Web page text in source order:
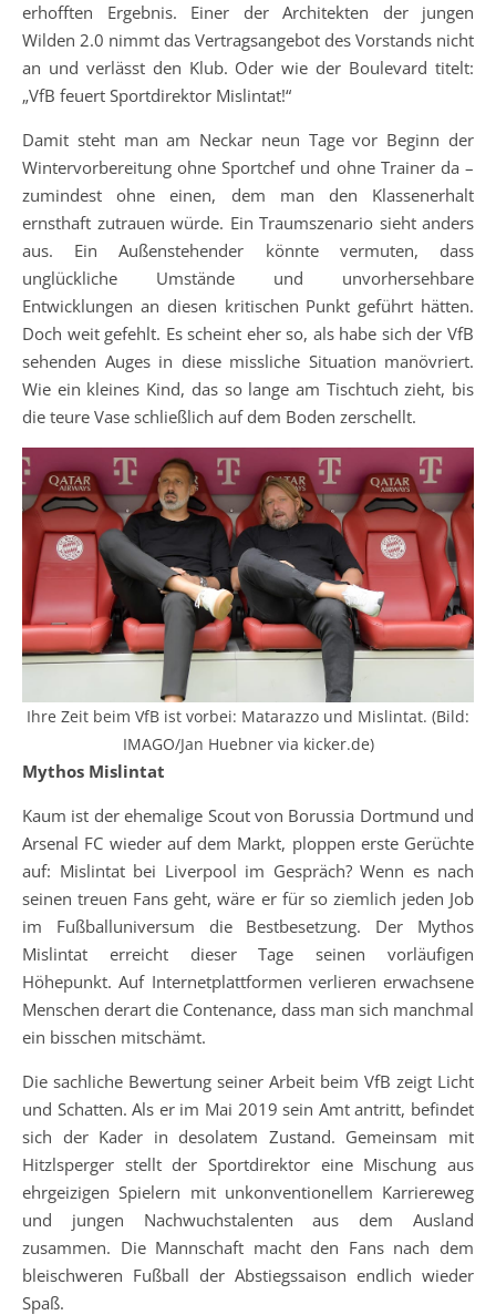
erhofften Ergebnis. Einer der Architekten der jungen
Wilden 2.0 nimmt das Vertragsangebot des Vorstands nicht
an und verlässt den Klub. Oder wie der Boulevard titelt:
„VfB feuert Sportdirektor Mislintat!“
Damit steht man am Neckar neun Tage vor Beginn der
Wintervorbereitung ohne Sportchef und ohne Trainer da –
zumindest ohne einen, dem man den Klassenerhalt
ernsthaft zutrauen würde. Ein Traumszenario sieht anders
aus. Ein Außenstehender könnte vermuten, dass
unglückliche Umstände und unvorhersehbare
Entwicklungen an diesen kritischen Punkt geführt hätten.
Doch weit gefehlt. Es scheint eher so, als habe sich der VfB
sehenden Auges in diese missliche Situation manövriert.
Wie ein kleines Kind, das so lange am Tischtuch zieht, bis
die teure Vase schließlich auf dem Boden zerschellt.
Ihre Zeit beim VfB ist vorbei: Matarazzo und Mislintat. (Bild:
IMAGO/Jan Huebner via kicker.de)
Mythos Mislintat
Kaum ist der ehemalige Scout von Borussia Dortmund und
Arsenal FC wieder auf dem Markt, ploppen erste Gerüchte
auf: Mislintat bei Liverpool im Gespräch? Wenn es nach
seinen treuen Fans geht, wäre er für so ziemlich jeden Job
im Fußballuniversum die Bestbesetzung. Der Mythos
Mislintat erreicht dieser Tage seinen vorläufigen
Höhepunkt. Auf Internetplattformen verlieren erwachsene
Menschen derart die Contenance, dass man sich manchmal
ein bisschen mitschämt.
Die sachliche Bewertung seiner Arbeit beim VfB zeigt Licht
und Schatten. Als er im Mai 2019 sein Amt antritt, befindet
sich der Kader in desolatem Zustand. Gemeinsam mit
Hitzlsperger stellt der Sportdirektor eine Mischung aus
ehrgeizigen Spielern mit unkonventionellem Karriereweg
und jungen Nachwuchstalenten aus dem Ausland
zusammen. Die Mannschaft macht den Fans nach dem
bleischweren Fußball der Abstiegssaison endlich wieder
Spaß.